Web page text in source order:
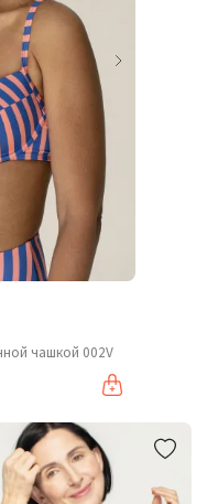
чашкой 002V